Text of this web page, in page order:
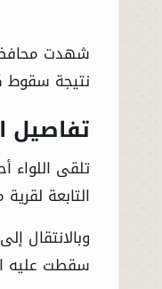
شهدت
نتيجة سقوط
تفاصيل
تلقى اللواء
التابعة
سقطت عليه